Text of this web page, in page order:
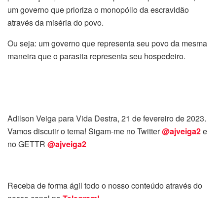
um governo que prioriza o monopólio da escravidão
através da miséria do povo.
Ou seja: um governo que representa seu povo da mesma
maneira que o parasita representa seu hospedeiro.
Adilson Veiga para Vida Destra, 21 de fevereiro de 2023.
Vamos discutir o tema! Sigam-me no Twitter@ajveiga2e
no GETTR @ajveiga2
Receba de forma ágil todo o nosso conteúdo através do